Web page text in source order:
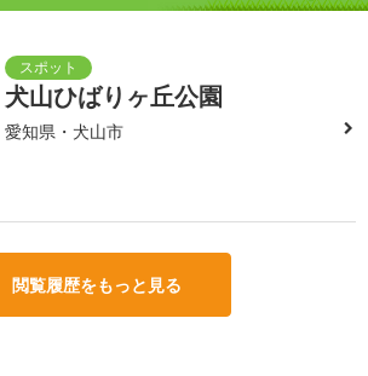
犬山ひばりヶ丘公園
愛知県・犬山市
閲覧履歴をもっと見る